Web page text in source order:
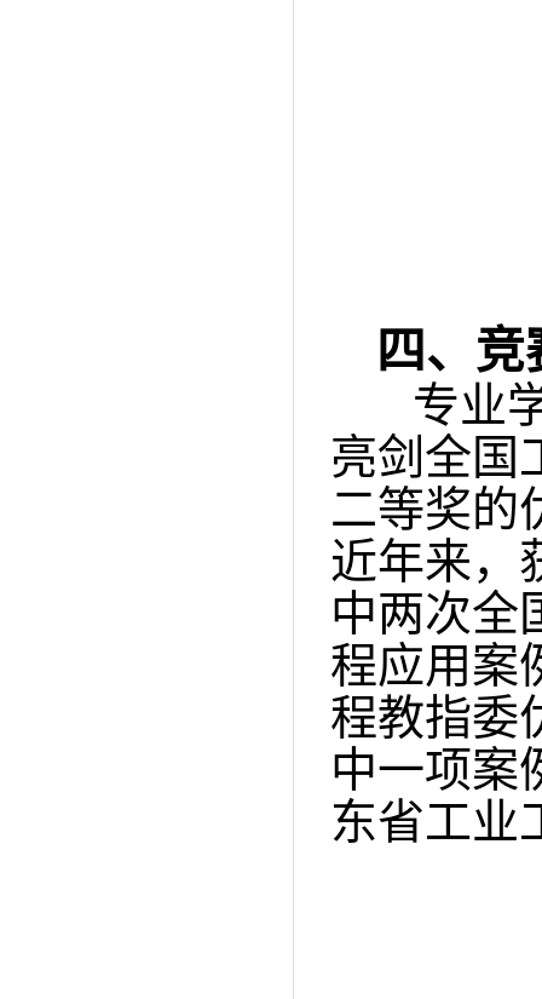
四、
专业
亮剑全国
二等奖的
近年来，
中两次全
程应用案
程教指委
中一项案
东省工业